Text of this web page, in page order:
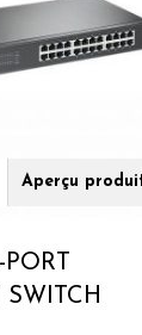
Aperçu
SWITCH